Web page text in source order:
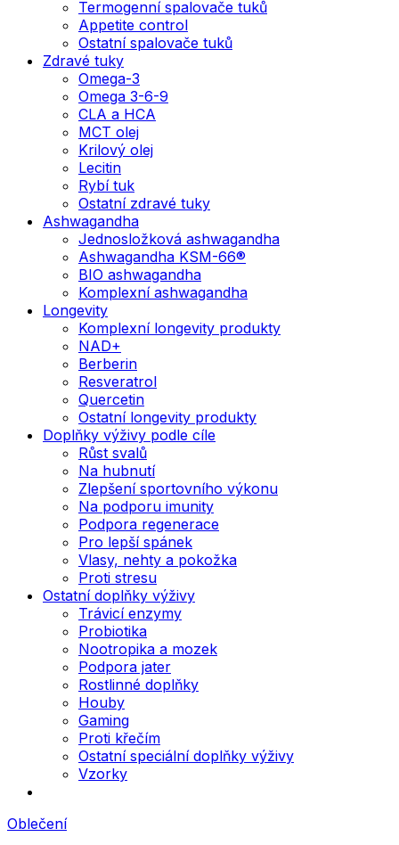
Termogenní spalovače tuků
Appetite control
Ostatní spalovače tuků
Zdravé tuky
Omega-3
Omega 3-6-9
CLA a HCA
MCT olej
Krilový olej
Lecitin
Rybí tuk
Ostatní zdravé tuky
Ashwagandha
Jednosložková ashwagandha
Ashwagandha KSM-66®
BIO ashwagandha
Komplexní ashwagandha
Longevity
Komplexní longevity produkty
NAD+
Berberin
Resveratrol
Quercetin
Ostatní longevity produkty
Doplňky výživy podle cíle
Růst svalů
Na hubnutí
Zlepšení sportovního výkonu
Na podporu imunity
Podpora regenerace
Pro lepší spánek
Vlasy, nehty a pokožka
Proti stresu
Ostatní doplňky výživy
Trávicí enzymy
Probiotika
Nootropika a mozek
Podpora jater
Rostlinné doplňky
Houby
Gaming
Proti křečím
Ostatní speciální doplňky výživy
Vzorky
Oblečení